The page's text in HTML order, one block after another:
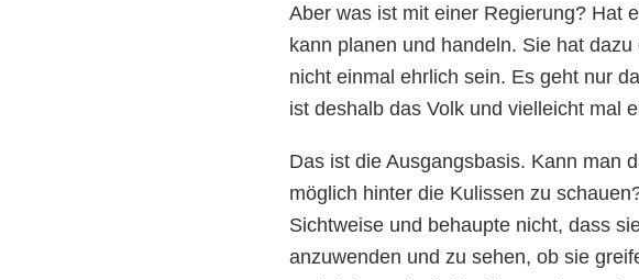
Aber was ist mit einer Regierung? Hat
kann planen und handeln. Sie hat
nicht einmal ehrlich sein. Es geht nur
ist deshalb das Volk und vielleicht mal
Das ist die Ausgangsbasis. Kann man
möglich hinter die Kulissen zu
Sichtweise und behaupte nicht, dass
anzuwenden und zu sehen, ob sie